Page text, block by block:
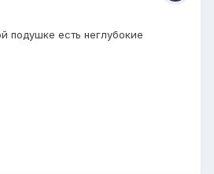
подушке есть неглубокие